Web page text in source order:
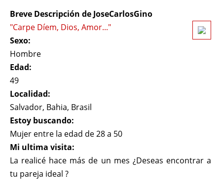
Breve Descripción de JoseCarlosGino
"Carpe Díem, Dios, Amor..."
Sexo:
Hombre
Edad:
49
Localidad:
Salvador, Bahia, Brasil
Estoy buscando:
Mujer entre la edad de 28 a 50
Mi ultima visita:
La realicé hace más de un mes ¿Deseas encontrar a
tu pareja ideal ?